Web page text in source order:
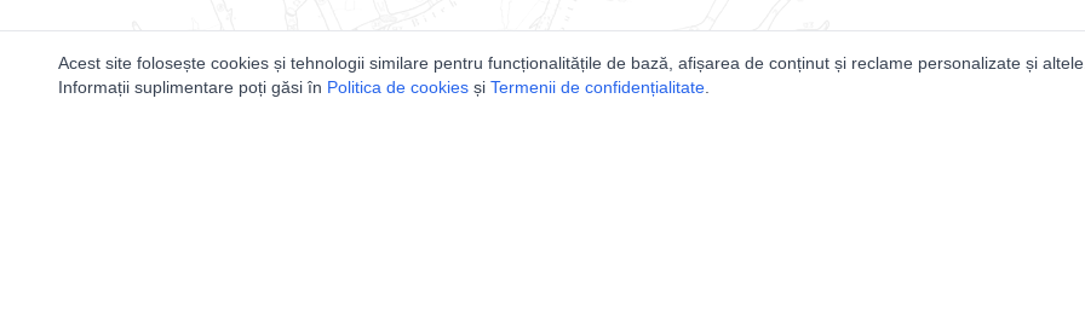
Acest site folosește cookies și tehnologii similare pentru funcționalitățile de bază, afișarea de conținut și reclame personalizate și altele.
Informații suplimentare poți găsi în Politica de cookies și Termenii de confidențialitate